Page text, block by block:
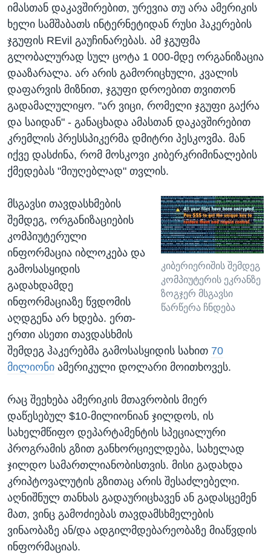
იმასთან დაკავშირებით, ურევია თუ არა ამერიკის
ხელი სამშაბათს ინტერნეტიდან რუსი ჰაკერების
ჯგუფის REvil გაუჩინარებას. ამ ჯგუფმა
გლობალურად სულ ცოტა 1 000-მდე ორგანიზაცია
დააზარალა. არ არის გამორიცხული, კვალის
დაფარვის მიზნით, ჯგუფი დროებით თვითონ
გადამალულიყო. "არ ვიცი, რომელი ჯგუფი გაქრა
და საიდან" - განაცხადა ამასთან დაკავშირებით
კრემლის პრესსპიკერმა დმიტრი პესკოვმა. მან
იქვე დასძინა, რომ მოსკოვი კიბერკრიმინალების
ქმედებას "მიუღებლად" თვლის.
კიბერიერიშის შემდეგ
კომპიუტერის ეკრანზე
ზოგჯერ მსგავსი
წარწერა ჩნდება
მსგავსი თავდასხმების
შემდეგ, ორგანიზაციების
კომპიუტერული
ინფორმაცია იბლოკება და
გამოსასყიდის
გადახდამდე
ინფორმაციაზე წვდომის
აღდგენა არ ხდება. ერთ-
ერთი ასეთი თავდასხმის
შემდეგ ჰაკერებმა გამოსასყიდის სახით 70
მილიონი ამერიკული დოლარი მოითხოვეს.
რაც შეეხება ამერიკის მთავრობის მიერ
დაწესებულ $10-მილიონიან ჯილდოს, ის
სახელმწიფო დეპარტამენტის სპეციალური
პროგრამის გზით განხორციელდება, სახელად
ჯილდო სამართლიანობისთვის. მისი გადახდა
კრიპტოვალუტის გზითაც არის შესაძლებელი.
აღნიშნულ თანხას გადაურიცხავენ ან გადასცემენ
მათ, ვინც გამოძიებას თავდამსხმელების
ვინაობაზე ან/და ადგილმდებარეობაზე მიაწვდის
ინფორმაციას.